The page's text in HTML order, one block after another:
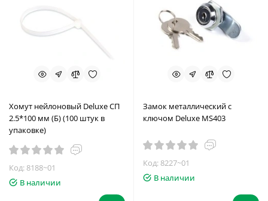
Хомут нейлоновый Deluxe СП
2.5*100 мм (Б) (100 штук в
упаковке)
Код: 8188~01
В наличии
Замок металлический с
ключом Deluxe MS403
Код: 8227~01
В наличии